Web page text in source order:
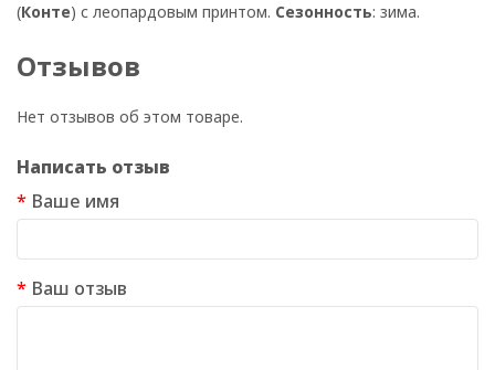
(Конте) с леопардовым принтом. Сезонность: зима.
Отзывов
Нет отзывов об этом товаре.
Написать отзыв
Ваше имя
Ваш отзыв